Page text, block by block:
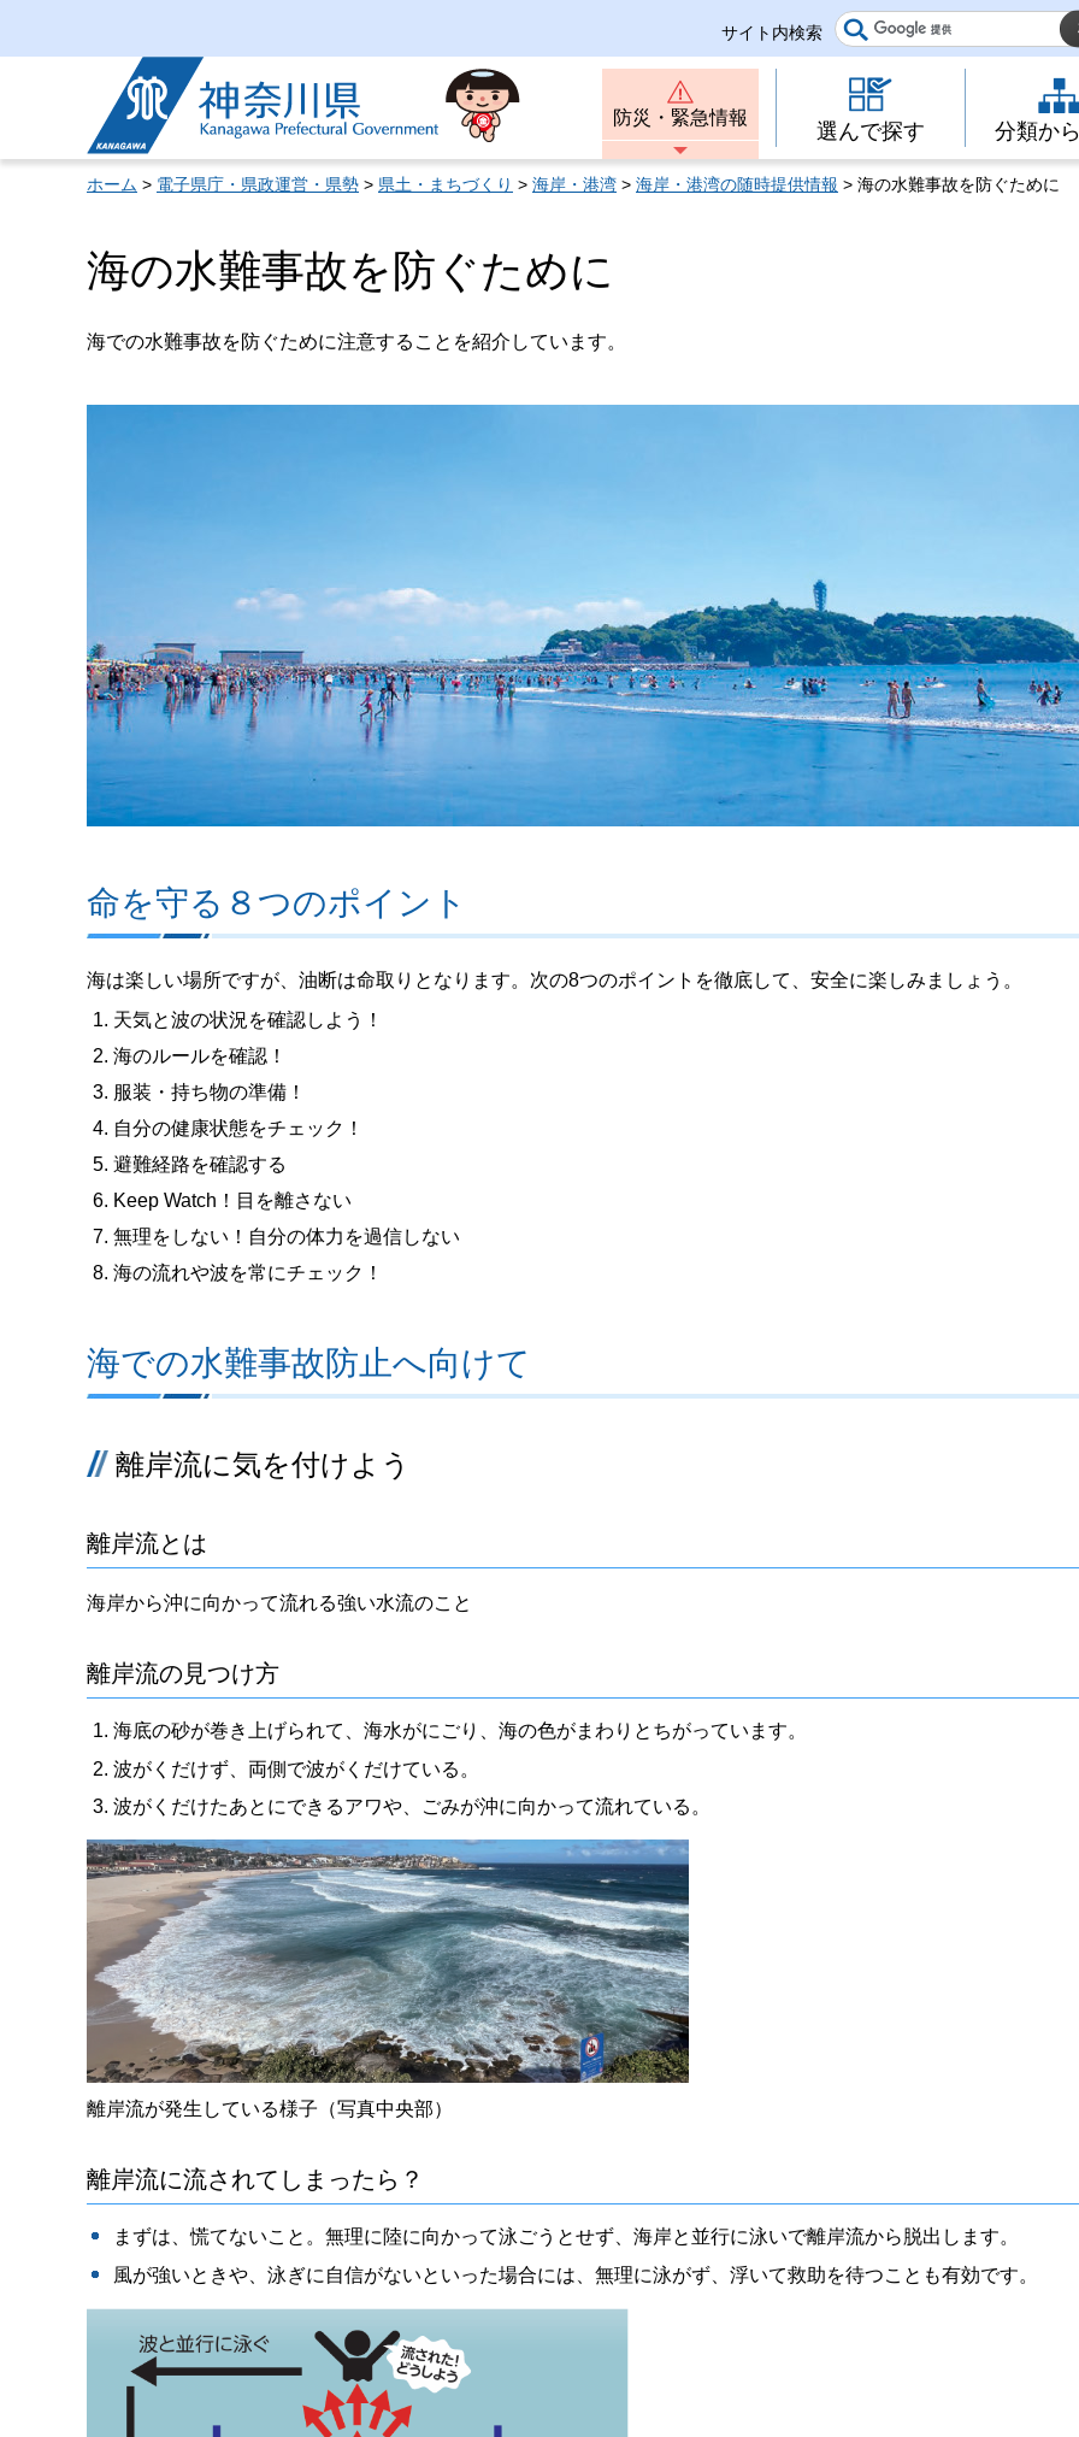
サイト内検索
神奈川県
防災・緊急情報
選んで探す 分類か
ホーム > 電子県庁・県政運営・県勢 > 県土・まちづくり > 海岸・港湾 > 海岸・港湾の随時提供情報 > 海の水難事故を防ぐために
海の水難事故を防ぐために
海での水難事故を防ぐために注意することを紹介しています。
命を守る８つのポイント
海は楽しい場所ですが、油断は命取りとなります。次の8つのポイントを徹底して、安全に楽しみましょう。
天気と波の状況を確認しよう！
海のルールを確認！
服装・持ち物の準備！
自分の健康状態をチェック！
避難経路を確認する
Keep Watch！目を離さない
無理をしない！自分の体力を過信しない
海の流れや波を常にチェック！
海での水難事故防止へ向けて
離岸流に気を付けよう
離岸流とは
海岸から沖に向かって流れる強い水流のこと
離岸流の見つけ方
海底の砂が巻き上げられて、海水がにごり、海の色がまわりとちがっています。
波がくだけず、両側で波がくだけている。
波がくだけたあとにできるアワや、ごみが沖に向かって流れている。
離岸流が発生している様子（写真中央部）
離岸流に流されてしまったら？
まずは、慌てないこと。無理に陸に向かって泳ごうとせず、海岸と並行に泳いで離岸流から脱出します。
風が強いときや、泳ぎに自信がないといった場合には、無理に泳がず、浮いて救助を待つことも有効です。